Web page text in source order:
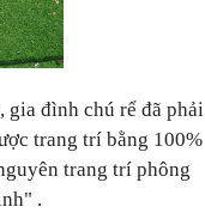
gia đình chú rể đã phải
trang trí bằng 100%
trang trí phông
.